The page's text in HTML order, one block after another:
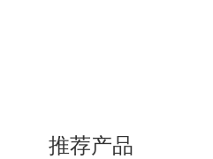
推荐产品